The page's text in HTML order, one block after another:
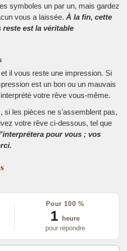
symboles un par un, mais gardez
vous a laissée. À la fin, cette
est la véritable
il vous reste une impression. Si
est un bon ou un mauvais
votre rêve vous-même.
si les pièces ne s'assemblent pas,
votre rêve ci-dessous, tel que
pour vous ; vos
Pour 100 %
1
heure
pour répondre